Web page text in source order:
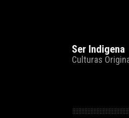
Ser Indigena
Culturas